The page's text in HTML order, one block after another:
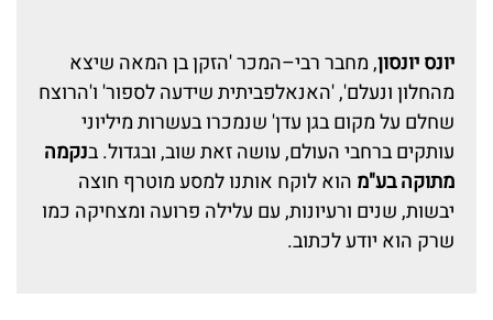
יונס יונסון, מחבר רבי–המכר 'הזקן בן המאה שיצא
מהחלון ונעלם', 'האנאלפביתית שידעה לספור' ו'הרוצח
שחלם על מקום בגן עדן' שנמכרו בעשרות מיליוני
עותקים ברחבי העולם, עושה זאת שוב, ובגדול. בנקמה
מתוקה בע"מ הוא לוקח אותנו למסע מוטרף חוצה
יבשות, שנים ורעיונות, עם עלילה פרועה ומצחיקה כמו
שרק הוא יודע לכתוב.